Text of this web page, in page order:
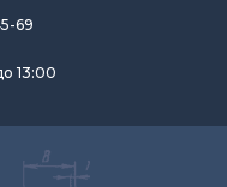
69
13:00